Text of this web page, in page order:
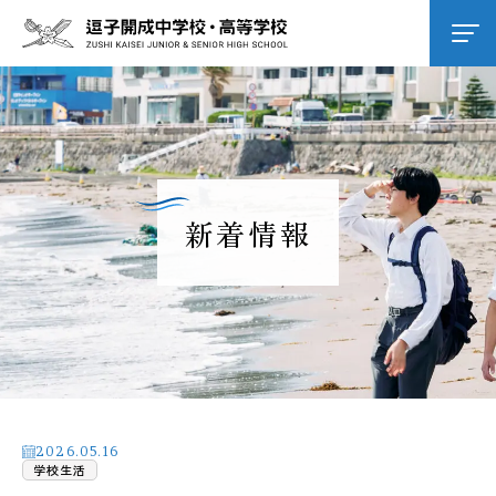
学校紹介
逗子開成の教育
学校生活
進路進学
新着情報
2026.05.16
学校生活